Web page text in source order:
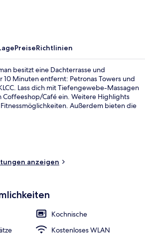
PreiseRichtlinien
besitzt eine Dachterrasse und
10 Minuten entfernt: Petronas Towers und
Lass dich mit Tiefengewebe-Massagen
Coffeeshop/Café ein. Weitere Highlights
Außerdem bieten die
und Bettwäsche aus ägyptischer
ist nur einen kurzen Fußmarsch von den
entfernt: Zur U-Bahn läuft man 8
11 Minuten (LRT-Station).
anzeigen
Kochnische
Kostenloses WLAN